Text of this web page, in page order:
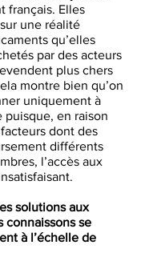
français. Elles
une réalité
qu’elles
par des acteurs
plus chers
montre bien qu’on
uniquement à
puisque, en raison
dont des
différents
l’accès aux
solutions aux
connaissons se
à l’échelle de